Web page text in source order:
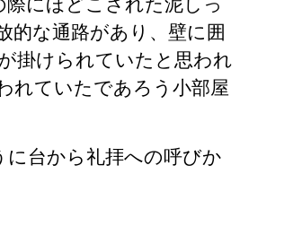
的な通路があり、壁に囲
掛けられていたと思われ
れていたであろう小部屋
に台から礼拝への呼びか